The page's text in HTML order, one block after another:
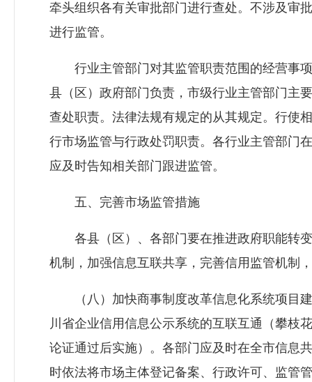
牵头组织各有关审批部门进行查处。不涉及审
进行监管。
行业主管部门对其监管职责范围的经营事项
县（区）政府部门负责，市级行业主管部门主
查处职责。法律法规有规定的从其规定。行使
行市场监管与行政处罚职责。各行业主管部门
应及时告知相关部门跟进监管。
五、完善市场监管措施
各县（区）、各部门要在推进政府职能转变
机制，加强信息互联共享，完善信用监管机制
（八）加快商事制度改革信息化系统项目建
川省企业信用信息公示系统的互联互通（攀枝
论证通过后实施）。各部门应及时在全市信息
时依法将市场主体登记备案、行政许可、监管